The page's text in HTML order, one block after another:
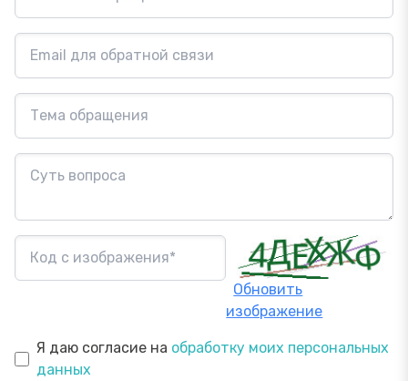
Обновить
изображение
Я даю согласие на обработку моих персональных
данных